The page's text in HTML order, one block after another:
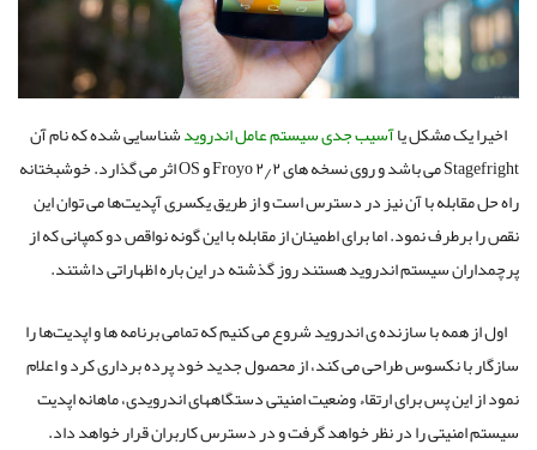
اخیرا یک مشکل یاآسیب جدی سیستم عامل اندرویدشناسایی شده که نام آن
Stagefright می باشد و روی نسخه های ۲٫۲ Froyo و OS اثر می گذارد. خوشبختانه
راه حل مقابله با آن نیز در دسترس است و از طریق یکسری آپدیت‌ها می توان این
نقص را برطرف نمود. اما برای اطمینان از مقابله با این گونه نواقص دو کمپانی که از
پرچمداران سیستم اندروید هستند روز گذشته در این باره اظهاراتی داشتند.
اول از همه با سازنده ی اندروید شروع می کنیم که تمامی برنامه ها و اپدیت‌ها را
سازگار با نکسوس طراحی می کند، از محصول جدید خود پرده برداری کرد و اعلام
نمود از این پس برای ارتقاء وضعیت امنیتی دستگاههای اندرویدی، ماهانه اپدیت
سیستم امنیتی را در نظر خواهد گرفت و در دسترس کاربران قرار خواهد داد.